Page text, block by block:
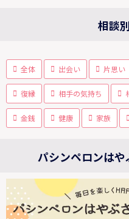
相談
全体 出会い 片思い
復縁 相手の気持ち
金銭 健康 家族
パシンペロンは